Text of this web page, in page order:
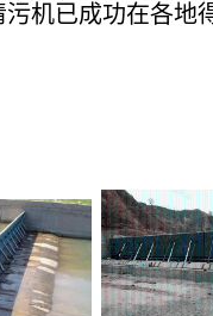
污机已成功在各地